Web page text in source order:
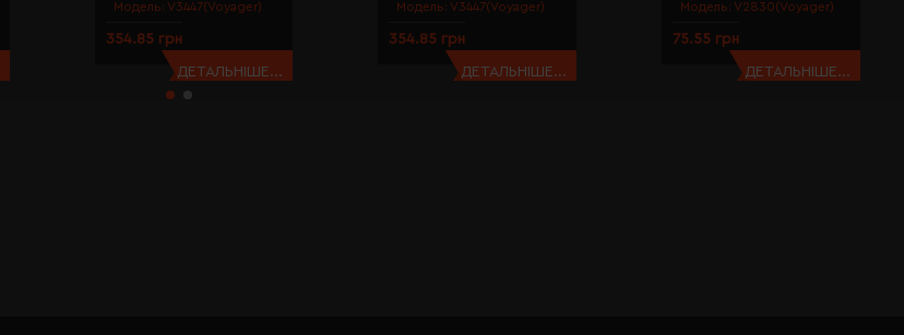
Модель: V3447(Voyager)
354.85 грн
ДЕТАЛЬНІШЕ...
Модель: V3447(Voyager)
354.85 грн
ДЕТАЛЬНІШЕ...
Модель: V2830(Voyager)
75.55 грн
ДЕТАЛЬНІШЕ...